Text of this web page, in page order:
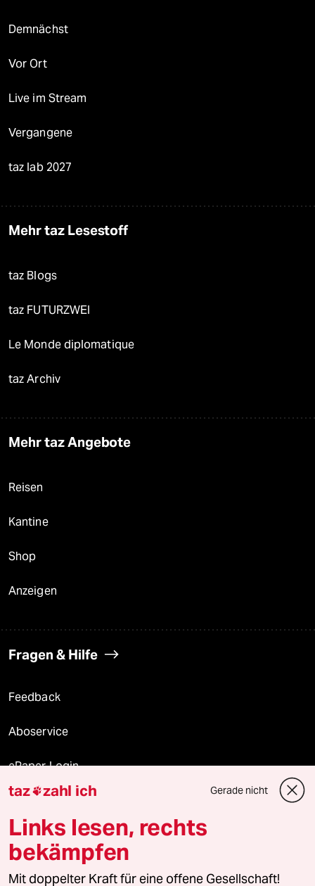
Demnächst
Vor Ort
Live im Stream
Vergangene
taz lab 2027
Mehr taz Lesestoff
taz Blogs
taz FUTURZWEI
Le Monde diplomatique
taz Archiv
Mehr taz Angebote
Reisen
Kantine
Shop
Anzeigen
Fragen & Hilfe
Feedback
Aboservice
ePaper Login
Downloads für Abonnierende
© 2026 taz Verlags und Vertriebs GmbH
Alle Rechte vorbehalten. Bei rechtlichen Fragen oder für Genehmigungen
taz zahl ich Gerade nicht
Links lesen, rechts
bekämpfen
Mit doppelter Kraft für eine offene Gesellschaft!